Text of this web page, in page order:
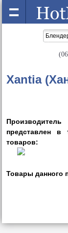
Xantia
представлен в
товаров:
Товары данного